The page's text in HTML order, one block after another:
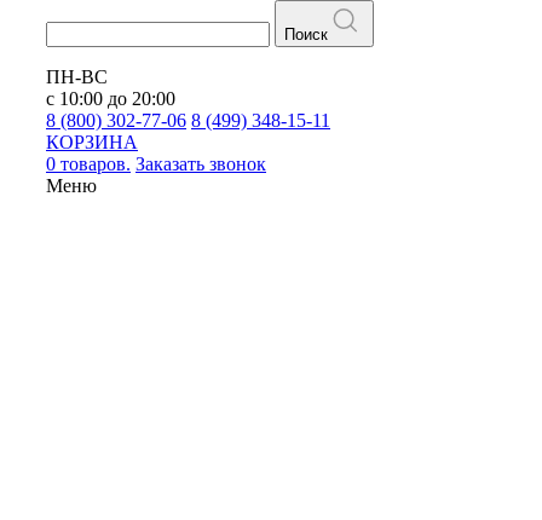
Поиск
ПН-ВС
с 10:00 до 20:00
8 (800) 302-77-06 8 (499) 348-15-11
КОРЗИНА
0 товаров. Заказать звонок
Меню